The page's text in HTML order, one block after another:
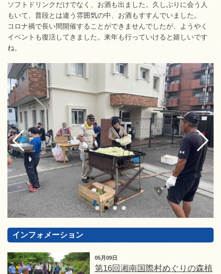
ソフトドリンクだけでなく、お酒も出ました。久しぶりに会う人
もいて、普段とは違う雰囲気の中、お酒もすすんでいました。
コロナ禍で長い間開催することができませんでしたが、ようやく
イベントも復活してきました。来年も行っていけると嬉しいです
ね。
インフォメーション
05月09日
第16回湘南国際村めぐりの森植